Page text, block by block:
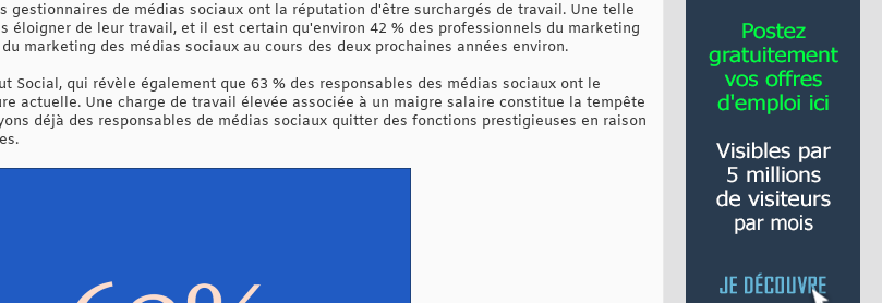
de médias sociaux ont la réputation d'être surchargés de travail. Une telle
éloigner de leur travail, et il est certain qu'environ 42 % des professionnels du marketing
marketing des médias sociaux au cours des deux prochaines années environ.
Social, qui révèle également que 63 % des responsables des médias sociaux ont le
actuelle. Une charge de travail élevée associée à un maigre salaire constitue la tempête
déjà des responsables de médias sociaux quitter des fonctions prestigieuses en raison